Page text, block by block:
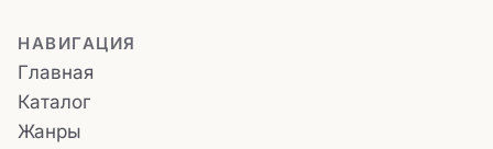
НАВИГАЦИЯ
Главная
Каталог
Жанры